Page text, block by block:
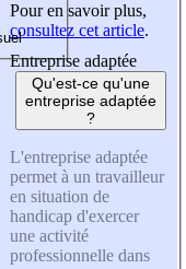
Pour en savoir plus,
consultez cet article.
Entreprise adaptée
Qu'est-ce qu'une
entreprise adaptée
?
L'entreprise adaptée
permet à un travailleur
en situation de
handicap d'exercer
une activité
professionnelle dans